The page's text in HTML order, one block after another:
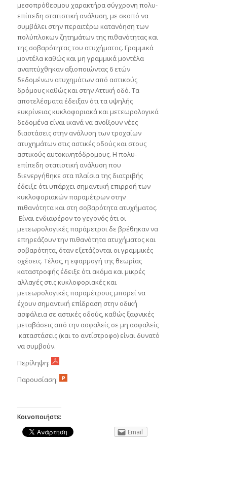
μεσοπρόθεσμου χαρακτήρα σύγχρονη πολυ-
επίπεδη στατιστική ανάλυση, με σκοπό να
συμβάλει στην περαιτέρω κατανόηση των
πολύπλοκων ζητημάτων της πιθανότητας και
της σοβαρότητας του ατυχήματος. Γραμμικά
μοντέλα καθώς και μη γραμμικά μοντέλα
αναπτύχθηκαν αξιοποιώντας 6 ετών
δεδομένων ατυχημάτων από αστικούς
δρόμους καθώς και στην Αττική οδό. Τα
αποτελέσματα έδειξαν ότι τα υψηλής
ευκρίνειας κυκλοφοριακά και μετεωρολογικά
δεδομένα είναι ικανά να ανοίξουν νέες
διαστάσεις στην ανάλυση των τροχαίων
ατυχημάτων στις αστικές οδούς και στους
αστικούς αυτοκινητόδρομους. Η πολυ-
επίπεδη στατιστική ανάλυση που
διενεργήθηκε στα πλαίσια της διατριβής
έδειξε ότι υπάρχει σημαντική επιρροή των
κυκλοφοριακών παραμέτρων στην
πιθανότητα και στη σοβαρότητα ατυχήματος.
Είναι ενδιαφέρον το γεγονός ότι οι
μετεωρολογικές παράμετροι δε βρέθηκαν να
επηρεάζουν την πιθανότητα ατυχήματος και
σοβαρότητα, όταν εξετάζονται οι γραμμικές
σχέσεις. Τέλος, η εφαρμογή της θεωρίας
καταστροφής έδειξε ότι ακόμα και μικρές
αλλαγές στις κυκλοφοριακές και
μετεωρολογικές παραμέτρους μπορεί να
έχουν σημαντική επίδραση στην οδική
ασφάλεια σε αστικές οδούς, καθώς ξαφνικές
μεταβάσεις από την ασφαλείς σε μη ασφαλείς
καταστάσεις (και το αντίστροφο) είναι δυνατό
να συμβούν.
Περίληψη:
Παρουσίαση:
Κοινοποιήστε:
Email